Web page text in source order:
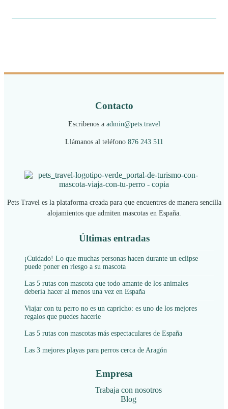
Contacto
Escribenos a admin@pets.travel
Llámanos al teléfono 876 243 511
Pets Travel es la plataforma creada para que encuentres de manera sencilla
alojamientos que admiten mascotas en España.
Últimas entradas
¡Cuidado! Lo que muchas personas hacen durante un eclipse
puede poner en riesgo a su mascota
Las 5 rutas con mascota que todo amante de los animales
debería hacer al menos una vez en España
Viajar con tu perro no es un capricho: es uno de los mejores
regalos que puedes hacerle
Las 5 rutas con mascotas más espectaculares de España
Las 3 mejores playas para perros cerca de Aragón
Empresa
Trabaja con nosotros
Blog